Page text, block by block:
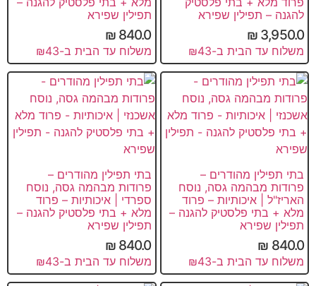
להגנה – תפילין שפירא
3,950.0
₪
משלוח עד הבית ב-₪43
תפילין שפירא
840.0
₪
משלוח עד הבית ב-₪43
בתי תפילין מהודרים –
פרודות מבהמה גסה, נוסח
האריז"ל | איכותיות – פרוד
מלא + בתי פלסטיק להגנה –
תפילין שפירא
840.0
₪
משלוח עד הבית ב-₪43
בתי תפילין מהודרים –
פרודות מבהמה גסה, נוסח
ספרדי | איכותיות – פרוד
מלא + בתי פלסטיק להגנה –
תפילין שפירא
840.0
₪
משלוח עד הבית ב-₪43